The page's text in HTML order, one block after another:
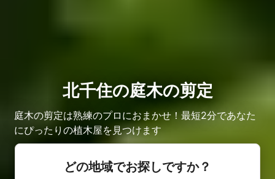
北千住の庭木の剪定
庭木の剪定は熟練のプロにおまかせ！最短2分であなた
にぴったりの植木屋を見つけます
どの地域でお探しですか？